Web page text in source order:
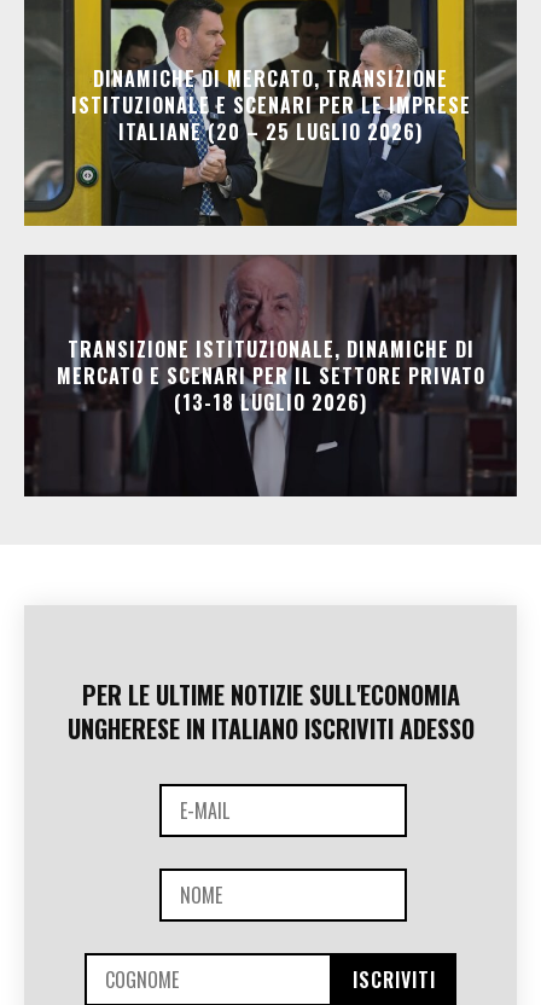
DINAMICHE DI MERCATO, TRANSIZIONE
ISTITUZIONALE E SCENARI PER LE IMPRESE
ITALIANE (20 – 25 LUGLIO 2026)
TRANSIZIONE ISTITUZIONALE, DINAMICHE DI
MERCATO E SCENARI PER IL SETTORE PRIVATO
(13-18 LUGLIO 2026)
PER LE ULTIME NOTIZIE SULL'ECONOMIA
UNGHERESE IN ITALIANO ISCRIVITI ADESSO